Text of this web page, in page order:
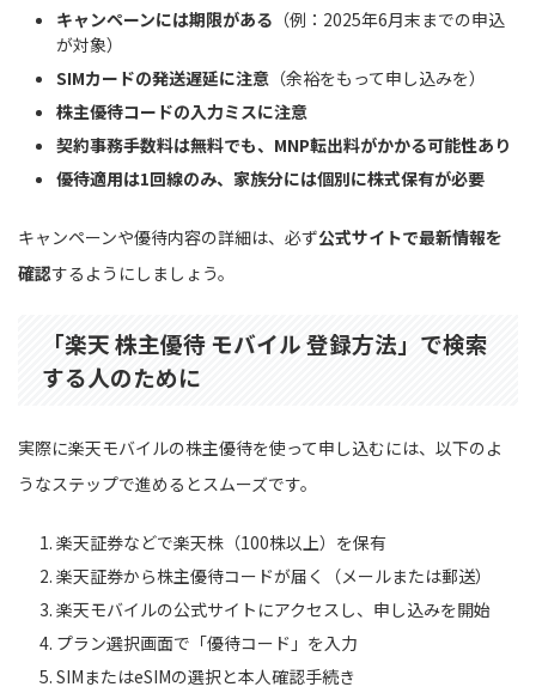
キャンペーンには期限がある （例：2025年6月末までの申込
が対象）
SIMカードの発送遅延に注意 （余裕をもって申し込みを）
株主優待コードの入力ミスに注意
契約事務手数料は無料でも、MNP転出料がかかる可能性あり
優待適用は1回線のみ、家族分には個別に株式保有が必要
キャンペーンや優待内容の詳細は、必ず公式サイトで最新情報を
確認するようにしましょう。
「楽天 株主優待 モバイル 登録方法」で検索
する人のために
実際に楽天モバイルの株主優待を使って申し込むには、以下のよ
うなステップで進めるとスムーズです。
楽天証券などで楽天株（100株以上）を保有
楽天証券から株主優待コードが届く（メールまたは郵送）
楽天モバイルの公式サイトにアクセスし、申し込みを開始
プラン選択画面で「優待コード」を入力
SIMまたはeSIMの選択と本人確認手続き